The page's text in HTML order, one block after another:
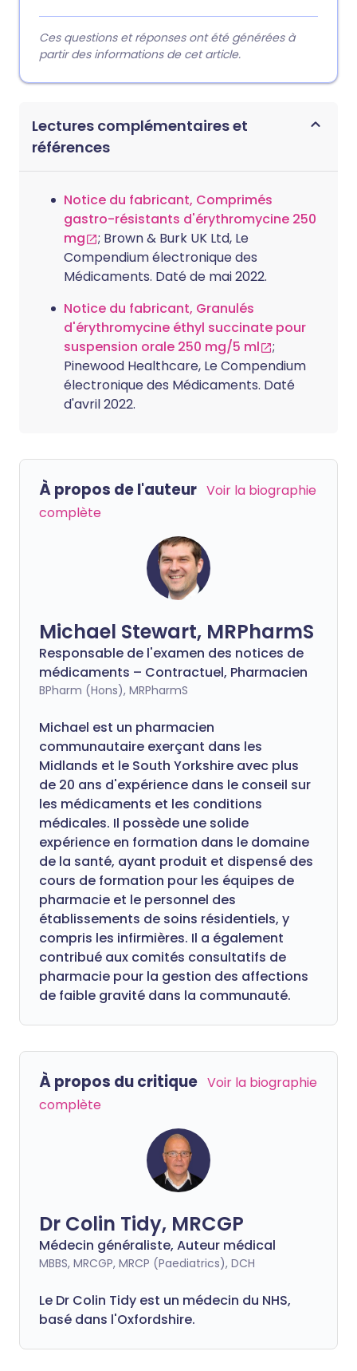
Ces questions et réponses ont été générées à
partir des informations de cet article.
Lectures complémentaires et
références
Notice du fabricant, Comprimés
gastro-résistants d'érythromycine 250
mg
; Brown & Burk UK Ltd, Le
Compendium électronique des
Médicaments. Daté de mai 2022.
Notice du fabricant, Granulés
d'érythromycine éthyl succinate pour
suspension orale 250 mg/5 ml
;
Pinewood Healthcare, Le Compendium
électronique des Médicaments. Daté
d'avril 2022.
À propos de l'auteur Voir la biographie
complète
Michael Stewart, MRPharmS
Responsable de l'examen des notices de
médicaments – Contractuel, Pharmacien
BPharm (Hons), MRPharmS
Michael est un pharmacien
communautaire exerçant dans les
Midlands et le South Yorkshire avec plus
de 20 ans d'expérience dans le conseil sur
les médicaments et les conditions
médicales. Il possède une solide
expérience en formation dans le domaine
de la santé, ayant produit et dispensé des
cours de formation pour les équipes de
pharmacie et le personnel des
établissements de soins résidentiels, y
compris les infirmières. Il a également
contribué aux comités consultatifs de
pharmacie pour la gestion des affections
de faible gravité dans la communauté.
À propos du critique Voir la biographie
complète
Dr Colin Tidy, MRCGP
Médecin généraliste, Auteur médical
MBBS, MRCGP, MRCP (Paediatrics), DCH
Le Dr Colin Tidy est un médecin du NHS,
basé dans l'Oxfordshire.